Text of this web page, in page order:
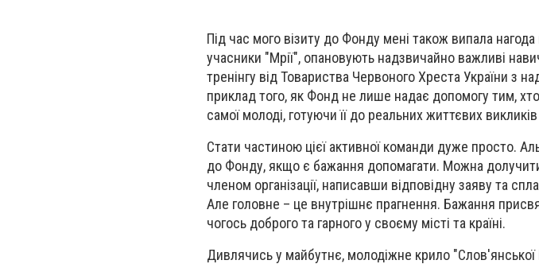
Під час мого візиту до Фонду мені також випала
учасники "Мрії", опановують надзвичайно важливі
тренінгу від Товариства Червоного Хреста України з
приклад того, як Фонд не лише надає допомогу тим, хто
самої молоді, готуючи її до реальних життєвих
Стати частиною цієї активної команди дуже просто.
до Фонду, якщо є бажання допомагати. Можна
членом організації, написавши відповідну заяву та
Але головне – це внутрішнє прагнення. Бажання
чогось доброго та гарного у своєму місті та країні.
Дивлячись у майбутнє, молодіжне крило "Слов'янської